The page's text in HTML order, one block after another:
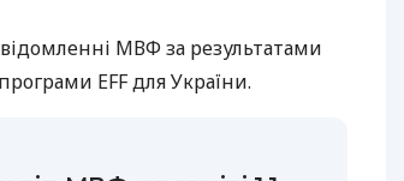
МВФ за результатами
EFF для України.